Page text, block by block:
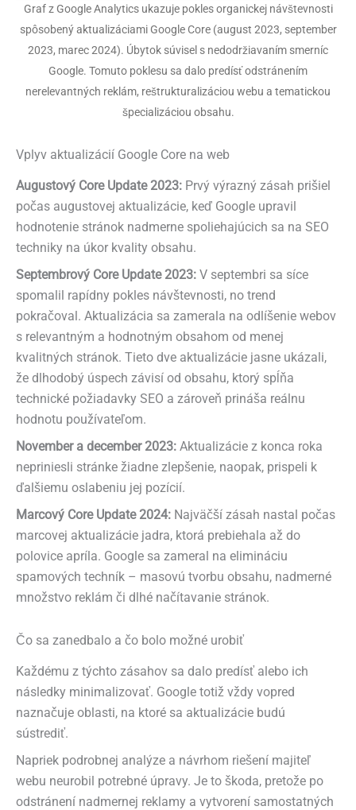
Graf z Google Analytics ukazuje pokles organickej návštevnosti
spôsobený aktualizáciami Google Core (august 2023, september
2023, marec 2024). Úbytok súvisel s nedodržiavaním smerníc
Google. Tomuto poklesu sa dalo predísť odstránením
nerelevantných reklám, reštrukturalizáciou webu a tematickou
špecializáciou obsahu.
Vplyv aktualizácií Google Core na web
Augustový Core Update 2023: Prvý výrazný zásah prišiel
počas augustovej aktualizácie, keď Google upravil
hodnotenie stránok nadmerne spoliehajúcich sa na SEO
techniky na úkor kvality obsahu.
Septembrový Core Update 2023: V septembri sa síce
spomalil rapídny pokles návštevnosti, no trend
pokračoval. Aktualizácia sa zamerala na odlíšenie webov
s relevantným a hodnotným obsahom od menej
kvalitných stránok. Tieto dve aktualizácie jasne ukázali,
že dlhodobý úspech závisí od obsahu, ktorý spĺňa
technické požiadavky SEO a zároveň prináša reálnu
hodnotu používateľom.
November a december 2023: Aktualizácie z konca roka
nepriniesli stránke žiadne zlepšenie, naopak, prispeli k
ďalšiemu oslabeniu jej pozícií.
Marcový Core Update 2024: Najväčší zásah nastal počas
marcovej aktualizácie jadra, ktorá prebiehala až do
polovice apríla. Google sa zameral na elimináciu
spamových techník – masovú tvorbu obsahu, nadmerné
množstvo reklám či dlhé načítavanie stránok.
Čo sa zanedbalo a čo bolo možné urobiť
Každému z týchto zásahov sa dalo predísť alebo ich
následky minimalizovať. Google totiž vždy vopred
naznačuje oblasti, na ktoré sa aktualizácie budú
sústrediť.
Napriek podrobnej analýze a návrhom riešení majiteľ
webu neurobil potrebné úpravy. Je to škoda, pretože po
odstránení nadmernej reklamy a vytvorení samostatných